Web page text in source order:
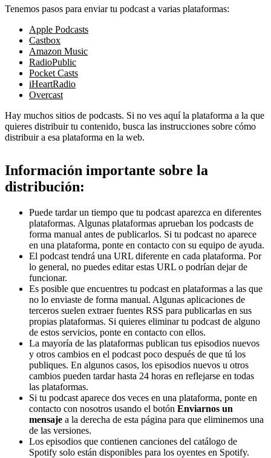
Tenemos pasos para enviar tu podcast a varias plataformas:
Apple Podcasts
Castbox
Amazon Music
RadioPublic
Pocket Casts
iHeartRadio
Overcast
Hay muchos sitios de podcasts. Si no ves aquí la plataforma a la que
quieres distribuir tu contenido, busca las instrucciones sobre cómo
distribuir a esa plataforma en la web.
Información importante sobre la
distribución:
Puede tardar un tiempo que tu podcast aparezca en diferentes
plataformas. Algunas plataformas aprueban los podcasts de
forma manual antes de publicarlos. Si tu podcast no aparece
en una plataforma, ponte en contacto con su equipo de ayuda.
El podcast tendrá una URL diferente en cada plataforma. Por
lo general, no puedes editar estas URL o podrían dejar de
funcionar.
Es posible que encuentres tu podcast en plataformas a las que
no lo enviaste de forma manual. Algunas aplicaciones de
terceros suelen extraer fuentes RSS para publicarlas en sus
propias plataformas. Si quieres eliminar tu podcast de alguno
de estos servicios, ponte en contacto con ellos.
La mayoría de las plataformas publican tus episodios nuevos
y otros cambios en el podcast poco después de que tú los
publiques. En algunos casos, los episodios nuevos u otros
cambios pueden tardar hasta 24 horas en reflejarse en todas
las plataformas.
Si tu podcast aparece dos veces en una plataforma, ponte en
contacto con nosotros usando el botón Enviarnos un
mensaje a la derecha de esta página para que eliminemos una
de las versiones.
Los episodios que contienen canciones del catálogo de
Spotify solo están disponibles para los oyentes en Spotify.